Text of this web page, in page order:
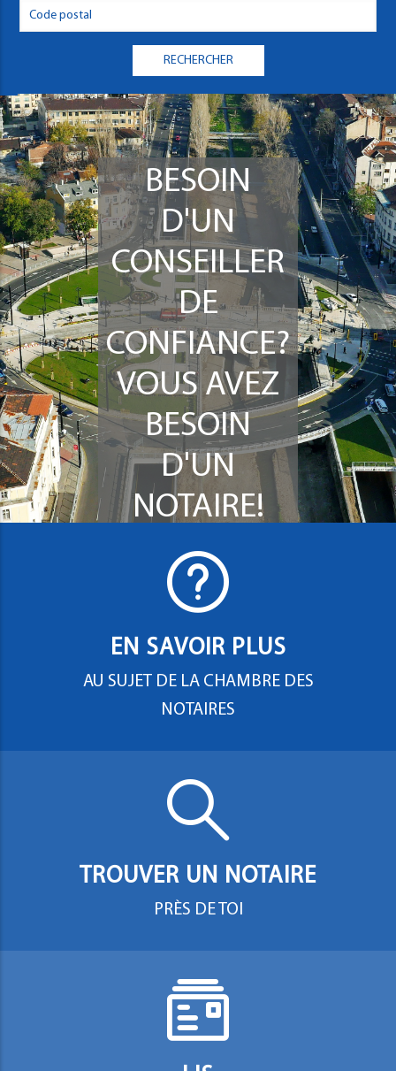
BESOIN
D'UN
CONSEILLER
DE
CONFIANCE?
VOUS AVEZ
BESOIN
D'UN
NOTAIRE!
EN SAVOIR PLUS
AU SUJET DE LA CHAMBRE DES
NOTAIRES
TROUVER UN NOTAIRE
PRÈS DE TOI